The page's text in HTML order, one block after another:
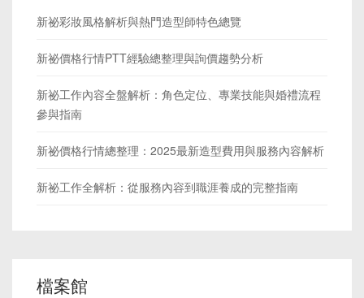
新祕彩妝風格解析與熱門造型師特色總覽
新祕價格行情PTT經驗總整理與詢價趨勢分析
新祕工作內容全盤解析：角色定位、專業技能與婚禮流程
參與指南
新祕價格行情總整理：2025最新造型費用與服務內容解析
新祕工作全解析：從服務內容到職涯養成的完整指南
檔案館